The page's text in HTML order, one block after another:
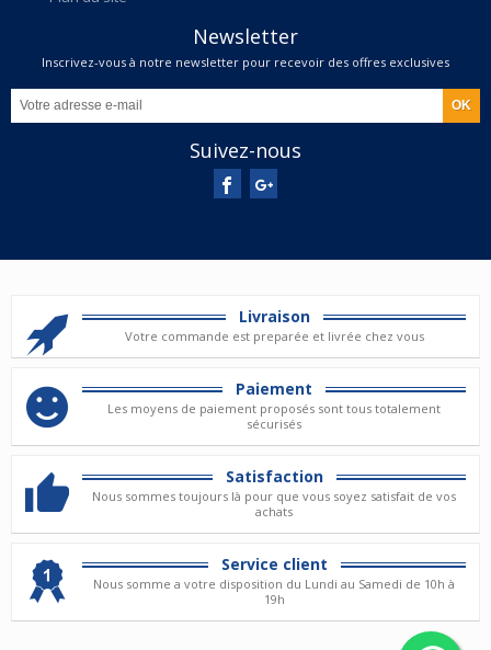
Newsletter
Inscrivez-vous à notre newsletter pour recevoir des offres exclusives
Suivez-nous
Livraison
Votre commande est preparée et livrée chez vous
Paiement
Les moyens de paiement proposés sont tous totalement
sécurisés
Satisfaction
Nous sommes toujours là pour que vous soyez satisfait de vos
achats
Service client
Nous somme a votre disposition du Lundi au Samedi de 10h à
19h